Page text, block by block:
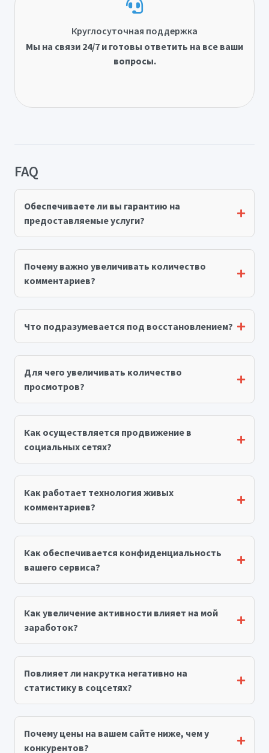
Круглосуточная поддержка
Мы на связи 24/7 и готовы ответить на все ваши
вопросы.
FAQ
Обеспечиваете ли вы гарантию на
предоставляемые услуги?
Почему важно увеличивать количество
комментариев?
Что подразумевается под восстановлением?
Для чего увеличивать количество
просмотров?
Как осуществляется продвижение в
социальных сетях?
Как работает технология живых
комментариев?
Как обеспечивается конфиденциальность
вашего сервиса?
Как увеличение активности влияет на мой
заработок?
Повлияет ли накрутка негативно на
статистику в соцсетях?
Почему цены на вашем сайте ниже, чем у
конкурентов?